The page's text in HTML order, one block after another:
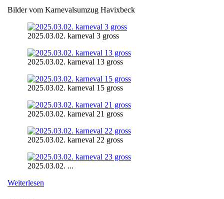
Bilder vom Karnevalsumzug Havixbeck
2025.03.02. karneval 3 gross
2025.03.02. karneval 13 gross
2025.03.02. karneval 15 gross
2025.03.02. karneval 21 gross
2025.03.02. karneval 22 gross
2025.03.02. ...
Weiterlesen